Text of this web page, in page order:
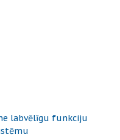
labvēlīgu funkciju